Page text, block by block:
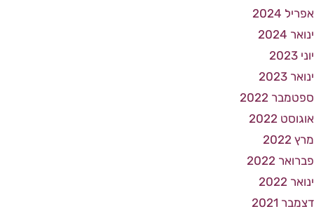
אפריל 2024
ינואר 2024
יוני 2023
ינואר 2023
ספטמבר 2022
אוגוסט 2022
מרץ 2022
פברואר 2022
ינואר 2022
דצמבר 2021